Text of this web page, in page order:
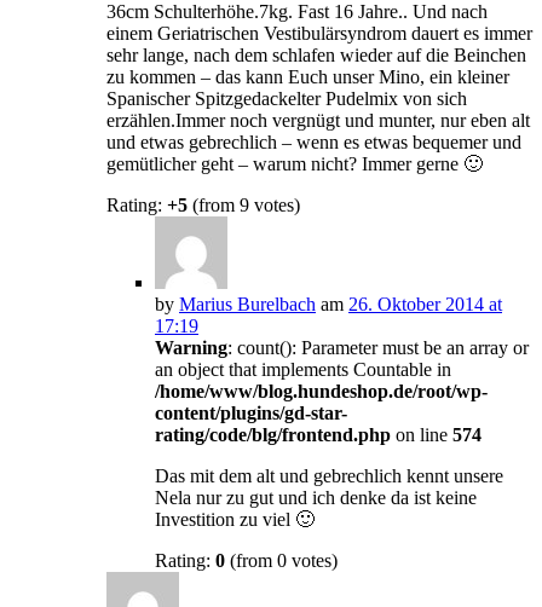
36cm Schulterhöhe.7kg. Fast 16 Jahre.. Und nach
einem Geriatrischen Vestibulärsyndrom dauert es immer
sehr lange, nach dem schlafen wieder auf die Beinchen
zu kommen – das kann Euch unser Mino, ein kleiner
Spanischer Spitzgedackelter Pudelmix von sich
erzählen.Immer noch vergnügt und munter, nur eben alt
und etwas gebrechlich – wenn es etwas bequemer und
gemütlicher geht – warum nicht? Immer gerne 🙂
Rating: +5 (from 9 votes)
by Marius Burelbach am 26. Oktober 2014 at
17:19
Warning: count(): Parameter must be an array or
an object that implements Countable in
/home/www/blog.hundeshop.de/root/wp-
content/plugins/gd-star-
rating/code/blg/frontend.php on line 574
Das mit dem alt und gebrechlich kennt unsere
Nela nur zu gut und ich denke da ist keine
Investition zu viel 🙂
Rating: 0 (from 0 votes)